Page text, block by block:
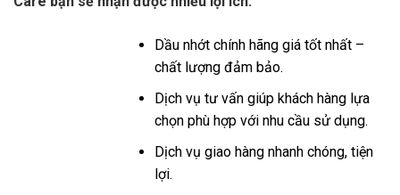
Dầu nhớt chính hãng giá tốt nhất –
chất lượng đảm bảo.
Dịch vụ tư vấn giúp khách hàng lựa
chọn phù hợp với nhu cầu sử dụng.
Dịch vụ giao hàng nhanh chóng, tiện
lợi.